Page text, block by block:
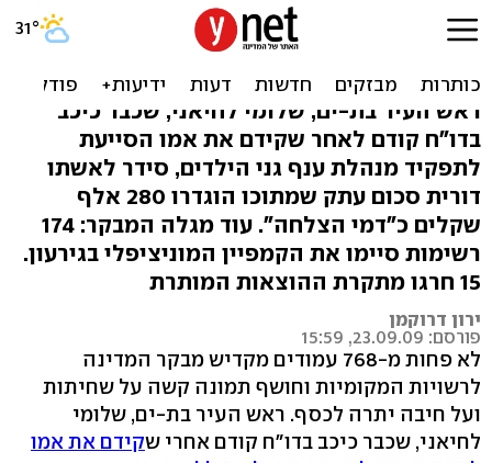
המבקר: ראש העיר סידר 430
אלף שקל לאשתו
ראש העיר בת-ים, שלומי לחיאני, שכבר כיכב
בדו"ח קודם לאחר שקידם את אמו הסייעת
לתפקיד מנהלת ענף גני הילדים, סידר לאשתו
דורית סכום עתק שמתוכו הוגדרו 280 אלף
שקלים כ"דמי הצלחה". עוד מגלה המבקר: 174
רשימות סיימו את הקמפיין המוניציפלי בגירעון.
15 חרגו מתקרת ההוצאות המותרת
ירון דרוקמן
פורסם: 23.09.09, 15:59
לא פחות מ-768 עמודים מקדיש מבקר המדינה
לרשויות המקומיות וחושף תמונה קשה על שחיתות
ועל חיבה יתרה לכסף. ראש העיר בת-ים, שלומי
לחיאני, שכבר כיכב בדו"ח קודם אחרי שקידם את אמו